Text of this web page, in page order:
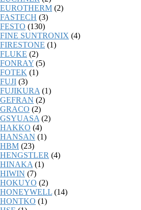
EUROTHERM (2)
FASTECH (3)
FESTO (130)
FINE SUNTRONIX (4)
FIRESTONE (1)
FLUKE (2)
FONRAY (5)
FOTEK (1)
FUJI (3)
FUJIKURA (1)
GEFRAN (2)
GRACO (2)
GSYUASA (2)
HAKKO (4)
HANSAN (1)
HBM (23)
HENGSTLER (4)
HINAKA (1)
HIWIN (7)
HOKUYO (2)
HONEYWELL (14)
HONTKO (1)